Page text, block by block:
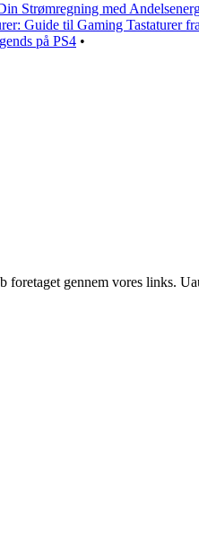
Strømregning med
Guide til Gaming Tastaturer
på PS4 •
gennem vores links.